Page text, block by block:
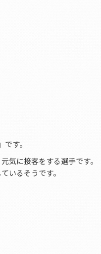
です。
気に接客をする選手です。
いるそうです。